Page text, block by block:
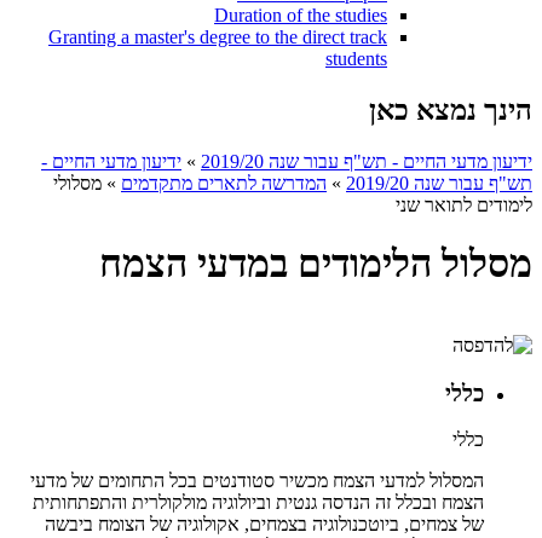
Duration of the studies
Granting a master's degree to the direct track
students
הינך נמצא כאן
ידיעון מדעי החיים - תש"ף עבור שנה 2019/20 » ידיעון מדעי החיים -
תש"ף עבור שנה 2019/20
» המדרשה לתארים מתקדמים » מסלולי
לימודים לתואר שני
מסלול הלימודים במדעי הצמח
כללי
כללי
המסלול למדעי הצמח מכשיר סטודנטים בכל התחומים של מדעי
הצמח ובכלל זה הנדסה גנטית וביולוגיה מולקולרית והתפתחותית
של צמחים, ביוטכנולוגיה בצמחים, אקולוגיה של הצומח ביבשה